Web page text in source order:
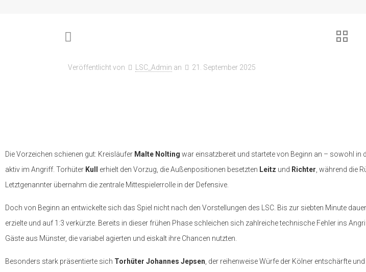
Veröffentlicht von LSC_Admin an 21. September 2025
Die Vorzeichen schienen gut: Kreisläufer Malte Nolting war einsatzbereit und startete von Beginn an – sowohl
aktiv im Angriff. Torhüter Kull erhielt den Vorzug, die Außenpositionen besetzten Leitz und Richter , während die
Letztgenannter übernahm die zentrale Mittespielerrolle in der Defensive.
Doch von Beginn an entwickelte sich das Spiel nicht nach den Vorstellungen des LSC. Bis zur siebten Minute
erzielte und auf 1:3 verkürzte. Bereits in dieser frühen Phase schleichen sich zahlreiche technische Fehler ins
Gäste aus Münster, die variabel agierten und eiskalt ihre Chancen nutzten.
Besonders stark präsentierte sich Torhüter Johannes Jepsen , der reihenweise Würfe der Kölner entschärfte